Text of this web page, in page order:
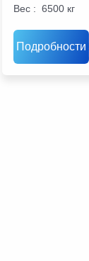
Вес : 6500 кг
Подробности